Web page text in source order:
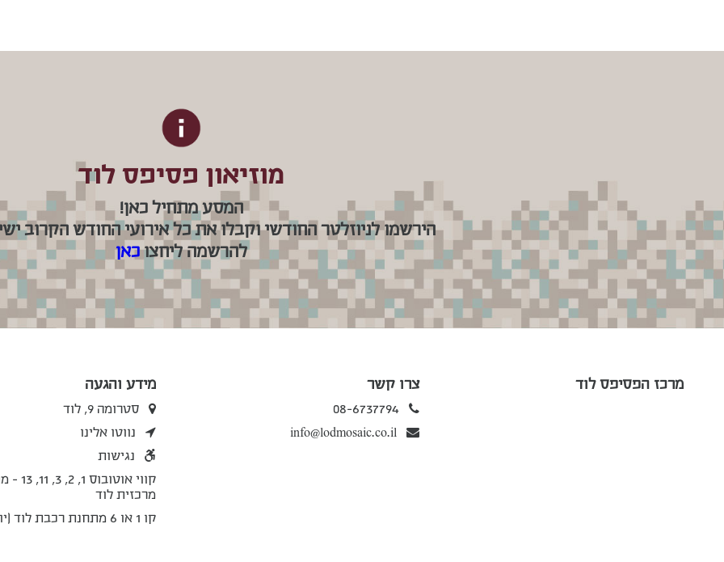
מוזיאון פסיפס לוד
המסע מתחיל כאן!
הירשמו לניוזלטר החודשי וקבלו את כל אירועי החודש הקרוב
להרשמה ליחצוכאן
מרכז הפסיפס לוד צרו קשר
08-6737794
info@lodmosaic.co.il
מידע והגעה
סטרומה 9, לוד
נווטו אלינו
נגישות
קווי
מרכזית לוד
קו 1 או 6 מתחנת רכבת לוד (יוספטל)